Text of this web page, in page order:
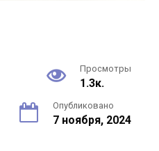
Просмотры
1.3к.
Опубликовано
7 ноября, 2024